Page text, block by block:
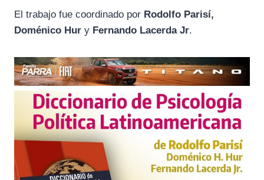
El trabajo fue coordinado por Rodolfo Parisí,
Doménico Hur y Fernando Lacerda Jr.